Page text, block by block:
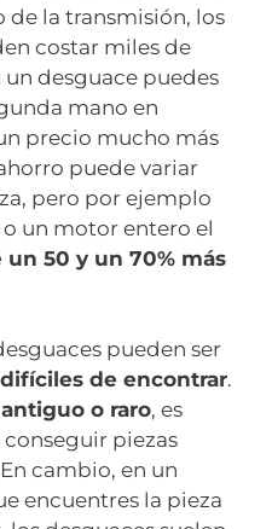
la transmisión, los
costar miles de
desguace puedes
mano en
precio mucho más
puede variar
pero por ejemplo
un motor entero el
un 50 y un 70% más
pueden ser
de encontrar.
o raro, es
piezas
cambio, en un
encuentres la pieza